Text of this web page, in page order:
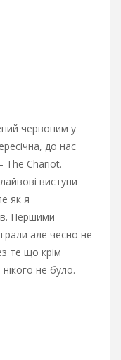
червоним у
до нас
The Chariot.
виступи
як я
Першими
але чесно не
те що крім
не було.